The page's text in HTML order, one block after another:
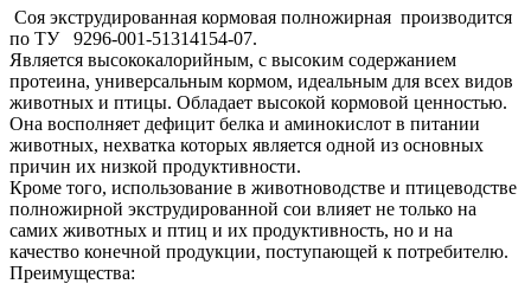
Соя экструдированная кормовая полножирная производится
по ТУ 9296-001-51314154-07.
Является высококалорийным, с высоким содержанием
протеина, универсальным кормом, идеальным для всех видов
животных и птицы. Обладает высокой кормовой ценностью.
Она восполняет дефицит белка и аминокислот в питании
животных, нехватка которых является одной из основных
причин их низкой продуктивности.
Кроме того, использование в животноводстве и птицеводстве
полножирной экструдированной сои влияет не только на
самих животных и птиц и их продуктивность, но и на
качество конечной продукции, поступающей к потребителю.
Преимущества: